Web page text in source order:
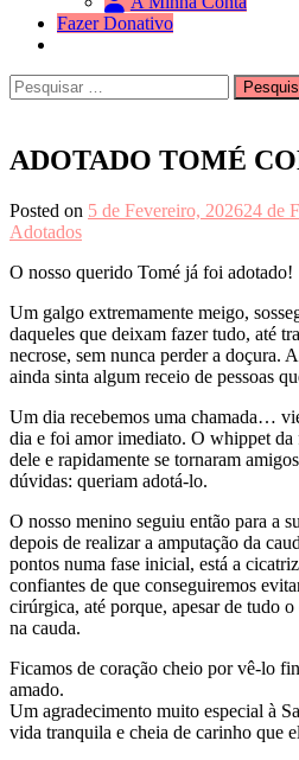
Fazer Donativo
Search
Pesquisar
por:
ADOTADO TOMÉ
Posted on 5 de Fevereiro, 202624 de
Adotados
O nosso querido Tomé já foi adotado!
Um galgo extremamente meigo,
daqueles que deixam fazer tudo, até
necrose, sem nunca perder a doçura.
ainda sinta algum receio de pessoas
Um dia recebemos uma chamada…
dia e foi amor imediato. O whippet
dele e rapidamente se tornaram
dúvidas: queriam adotá-lo.
O nosso menino seguiu então para a
depois de realizar a amputação da
pontos numa fase inicial, está a
confiantes de que conseguiremos
cirúrgica, até porque, apesar de tudo
na cauda.
Ficamos de coração cheio por vê-lo
amado.
Um agradecimento muito especial à
vida tranquila e cheia de carinho que